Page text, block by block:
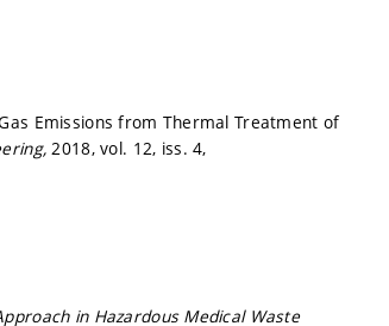
Gas Emissions from Thermal Treatment of
2018, vol. 12, iss. 4,
in Hazardous Medical Waste